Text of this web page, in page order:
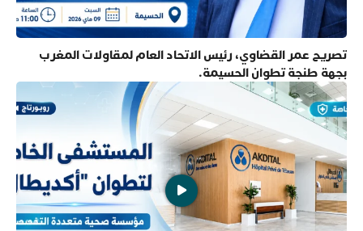
تصريح عمر القضاوي، رئيس الاتحاد العام لمقاولات المغرب
بجهة طنجة تطوان الحسيمة.